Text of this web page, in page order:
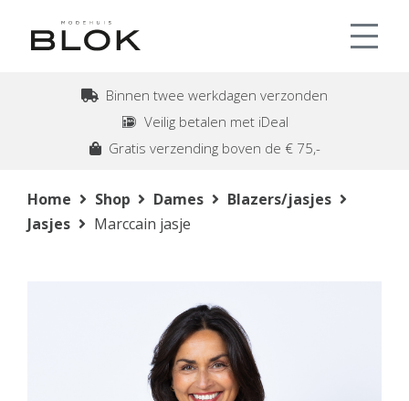
Binnen twee werkdagen verzonden
Veilig betalen met iDeal
Gratis verzending boven de € 75,-
Home Shop Dames
Blazers/jasjes
Jasjes
Marccain jasje